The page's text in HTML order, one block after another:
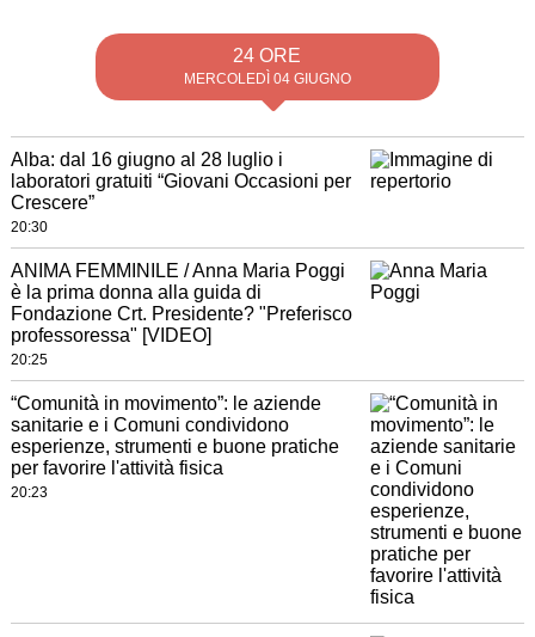
24 ORE
MERCOLEDÌ 04 GIUGNO
Alba: dal 16 giugno al 28 luglio i
laboratori gratuiti “Giovani Occasioni per
Crescere”
20:30
ANIMA FEMMINILE / Anna Maria Poggi
è la prima donna alla guida di
Fondazione Crt. Presidente? "Preferisco
professoressa" [VIDEO]
20:25
“Comunità in movimento”: le aziende
sanitarie e i Comuni condividono
esperienze, strumenti e buone pratiche
per favorire l'attività fisica
20:23